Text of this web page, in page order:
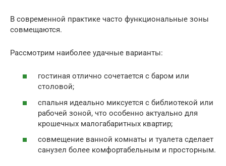
В современной практике часто функциональные зоны
совмещаются.
Рассмотрим наиболее удачные варианты:
гостиная отлично сочетается с баром или
столовой;
спальня идеально миксуется с библиотекой или
рабочей зоной, что особенно актуально для
крошечных малогабаритных квартир;
совмещение ванной комнаты и туалета сделает
санузел более комфортабельным и просторным.